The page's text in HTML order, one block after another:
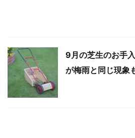
9月の芝生のお手
が梅雨と同じ現象